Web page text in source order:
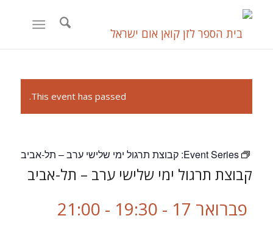
This event has passed.
Event Series: קבוצת תרגול ימי שלישי ערב – תל-אביב
קבוצת תרגול ימי שלישי ערב – תל-אביב
פברואר 17 - 19:30 -
21:00